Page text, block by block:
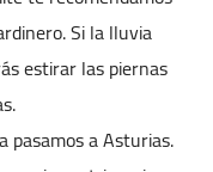
Si la lluvia
estirar las piernas
pasamos a Asturias.